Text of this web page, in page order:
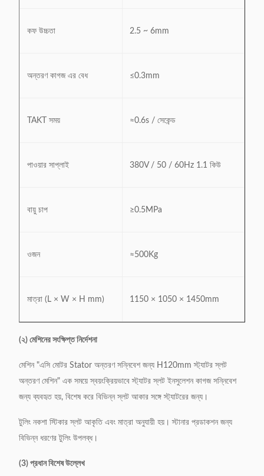
কফ উচ্চতা 2.5 ~ 6mm
অন্তরণ কাগজ এর বেধ ≤0.3mm
TAKT সময় ≈0.6s / সেকেন্ড
পাওয়ার সাপ্লাই 380V / 50 / 60Hz 1.1 কিউ
বায়ু চাপ ≥0.5MPa
ওজন ≈500Kg
মাত্রা (L × W × H mm) 1150 × 1050 × 1450mm
(২) মেশিনের সংক্ষিপ্ত নির্দেশনা
মেশিন "এসি মোটর Stator অন্তরণ সন্নিবেশ জন্য H120mm স্ট্যাটর স্লট
অন্তরণ মেশিন" এক সময়ে স্বয়ংক্রিয়ভাবে স্ট্যাটর স্লট ইনসুলেশন কাগজ সন্নিবেশ
জন্য ব্যবহৃত হয়, বিশেষ করে বিভিন্ন স্লট আকার সঙ্গে স্ট্যাটরের জন্য।
টুলিং নকশা স্টিকার স্লট আকৃতি এবং মাত্রা অনুযায়ী হয়। স্টানার প্রডাকশন জন্য
বিভিন্ন ধরণের টুলিং উপলব্ধ।
(3) প্রধান বিশেষ উল্লেখ